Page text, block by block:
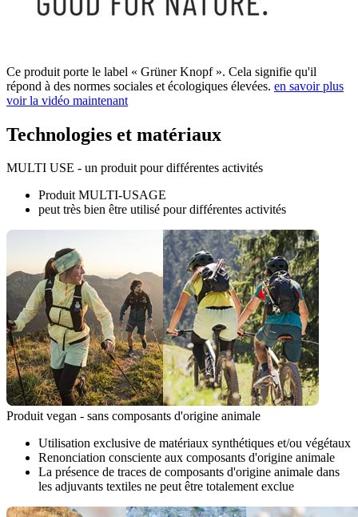
Ce produit porte le label « Grüner Knopf ». Cela signifie qu'il
répond à des normes sociales et écologiques élevées. en savoir plus
voir la vidéo maintenant
Technologies et matériaux
MULTI USE - un produit pour différentes activités
Produit MULTI-USAGE
peut très bien être utilisé pour différentes activités
Produit vegan - sans composants d'origine animale
Utilisation exclusive de matériaux synthétiques et/ou végétaux
Renonciation consciente aux composants d'origine animale
La présence de traces de composants d'origine animale dans
les adjuvants textiles ne peut être totalement exclue